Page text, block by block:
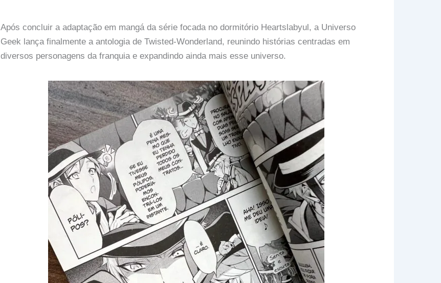
Após concluir a adaptação em mangá da série focada no dormitório Heartslabyul, a Universo
Geek lança finalmente a antologia de Twisted-Wonderland, reunindo histórias centradas em
diversos personagens da franquia e expandindo ainda mais esse universo.